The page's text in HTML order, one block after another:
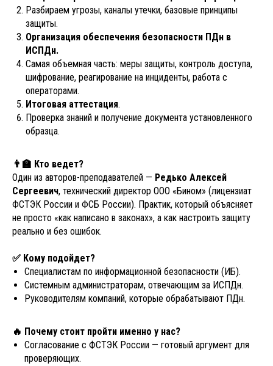
Разбираем угрозы, каналы утечки, базовые принципы
защиты.
Организация обеспечения безопасности ПДн в
ИСПДн.
Самая объемная часть: меры защиты, контроль доступа,
шифрование, реагирование на инциденты, работа с
операторами.
Итоговая аттестация.
Проверка знаний и получение документа установленного
образца.
👨‍🏫 Кто ведет?
Один из авторов-преподавателей — Редько Алексей
Сергеевич, технический директор ООО «Бином» (лицензиат
ФСТЭК России и ФСБ России). Практик, который объясняет
не просто «как написано в законах», а как настроить защиту
реально и без ошибок.
✅ Кому подойдет?
Специалистам по информационной безопасности (ИБ).
Системным администраторам, отвечающим за ИСПДн.
Руководителям компаний, которые обрабатывают ПДн.
🔥 Почему стоит пройти именно у нас?
Согласование с ФСТЭК России — готовый аргумент для
проверяющих.